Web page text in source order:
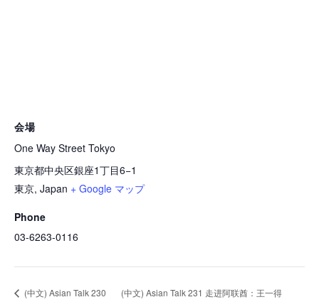
会場
One Way Street Tokyo
東京都中央区銀座1丁目6−1
東京, Japan + Google マップ
Phone
03-6263-0116
(中文) Asian Talk 230
(中文) Asian Talk 231 走进阿联酋：王一得